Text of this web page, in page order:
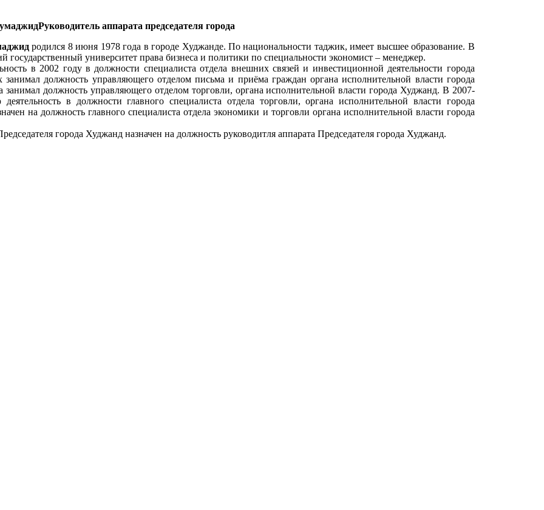
Руководитель аппарата председателя города
родился 8 июня 1978 года в городе Худжанде. По национальности таджик, имеет высшее образование. В
государственный университет права бизнеса и политики по специальности экономист – менеджер.
в 2002 году в должности специалиста отдела внешних связей и инвестиционной деятельности города
должность управляющего отделом письма и приёма граждан органа исполнительной власти города
должность управляющего отделом торговли, органа исполнительной власти города Худжанд. В 2007-
в должности главного специалиста отдела торговли, органа исполнительной власти города
на должность главного специалиста отдела экономики и торговли органа исполнительной власти города
города Худжанд назначен на должность руководитля аппарата Председателя города Худжанд.